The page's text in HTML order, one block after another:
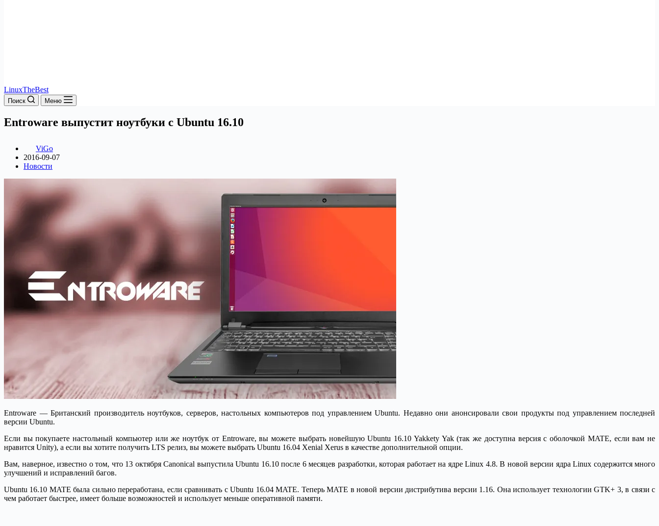
LinuxTheBest
Поиск Меню
Entroware выпустит ноутбуки с Ubuntu 16.10
ViGo
2016-09-07
Новости
Entroware — Британский производитель ноутбуков, серверов, настольных компьютеров под управлением Ubuntu. Недавно они анонсировали свои продукты под управлением последней
версии Ubuntu.
Если вы покупаете настольный компьютер или же ноутбук от Entroware, вы можете выбрать новейшую Ubuntu 16.10 Yakkety Yak (так же доступна версия с оболочкой MATE, если вам не
нравится Unity), а если вы хотите получить LTS релиз, вы можете выбрать Ubuntu 16.04 Xenial Xerus в качестве дополнительной опции.
Вам, наверное, известно о том, что 13 октября Canonical выпустила Ubuntu 16.10 после 6 месяцев разработки, которая работает на ядре Linux 4.8. В новой версии ядра Linux содержится много
улучшений и исправлений багов.
Ubuntu 16.10 MATE была сильно переработана, если сравнивать с Ubuntu 16.04 MATE. Теперь MATE в новой версии дистрибутива версии 1.16. Она использует технологии GTK+ 3, в связи с
чем работает быстрее, имеет больше возможностей и использует меньше оперативной памяти.